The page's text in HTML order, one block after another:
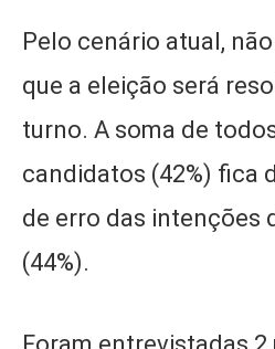
Pelo cenário atual,
que a eleição será
turno. A soma de
candidatos (42%) fica
de erro das intenções
(44%).